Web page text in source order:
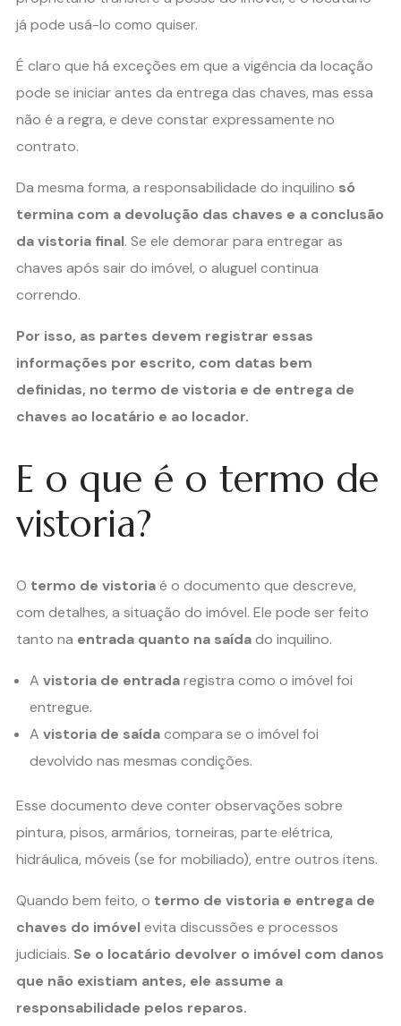
já pode usá-lo como quiser.
É claro que há exceções em que a vigência da locação
pode se iniciar antes da entrega das chaves, mas essa
não é a regra, e deve constar expressamente no
contrato.
Da mesma forma, a responsabilidade do inquilino só
termina com a devolução das chaves e a conclusão
da vistoria final. Se ele demorar para entregar as
chaves após sair do imóvel, o aluguel continua
correndo.
Por isso, as partes devem registrar essas
informações por escrito, com datas bem
definidas, no termo de vistoria e de entrega de
chaves ao locatário e ao locador.
E o que é o termo de
vistoria?
O termo de vistoriaé o documento que descreve,
com detalhes, a situação do imóvel. Ele pode ser feito
tanto na entrada quanto na saídado inquilino.
A vistoria de entradaregistra como o imóvel foi
entregue.
A vistoria de saídacompara se o imóvel foi
devolvido nas mesmas condições.
Esse documento deve conter observações sobre
pintura, pisos, armários, torneiras, parte elétrica,
hidráulica, móveis (se for mobiliado), entre outros itens.
Quando bem feito, o termo de vistoria e entrega de
chaves do imóvelevita discussões e processos
judiciais. Se o locatário devolver o imóvel com danos
que não existiam antes, ele assume a
responsabilidade pelos reparos.